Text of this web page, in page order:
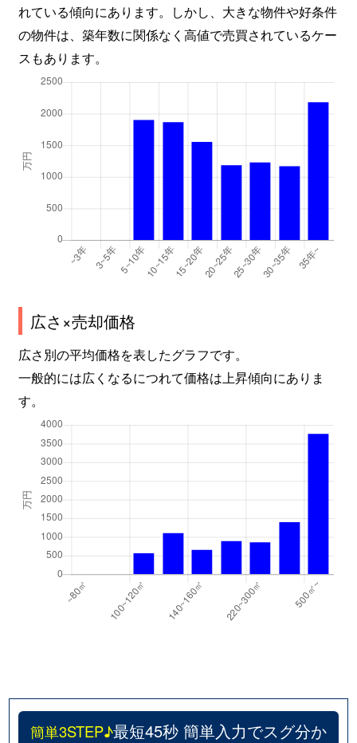
れている傾向にあります。しかし、大きな物件や好条件
の物件は、築年数に関係なく高値で売買されているケー
スもあります。
広さ×売却価格
広さ別の平均価格を表したグラフです。
一般的には広くなるにつれて価格は上昇傾向にありま
す。
簡単3STEP♪最短45秒 簡単入力でスグ分か